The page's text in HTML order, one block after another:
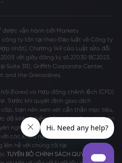
được vận hành bởi Markets
công ty tồn tại theo Đạo luật về Công ty
nhất), Chương 149 của Luật sửa đổi
với giấy đăng ký số 27030 BC2023.
Suite 310, Griffith Corporate Center,
and the Grenadines.
(Forex) và Hợp đồng chênh lệch (CFD)
Trước khi quyết định giao dịch
bạn nên xem xét cẩn thận mục tiêu,
độ kinh nghiệm của mình cũng như cân
nghiệp độc lập. Vui lòng đọc toàn bộ
các khiếu nại liên quan đến quyền
liên hệ với chúng tôi tại
TUYÊN BỐ CHÍNH SÁCH QUYỀN RIÊNG